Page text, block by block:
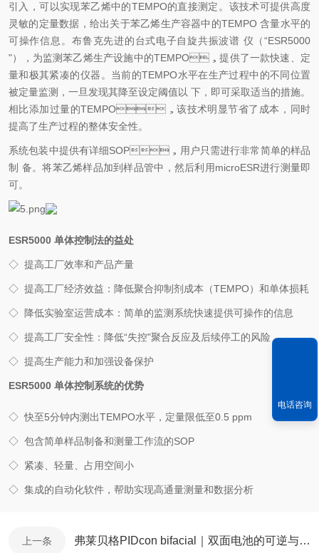
引入，可以实现苯乙烯中的TEMPO的直接测定。该技术可提供高度
灵敏的定量数据，给出关于苯乙烯生产容器中的TEMPO 含量水平的
可操作信息。布鲁克先进的台式电子自旋共振波谱 仪（“ESR5000
"），为监测苯乙烯生产设施中的TEMPO，提供了一款快速、定
量和极其紧凑的仪器。当前的TEMPO水平在生产过程中的不同位置
被定量监测，一旦发现其降至设定阈值以 下，即可采取适当的措施。
相比添加过量的TEMPO，该技术明显节省了成本，同时
提高了生产过程的整体安全性。
系统包装中提供有详细SOP，用户只需进行非常简单的样品
制 备。将苯乙烯样品加到样品管中，然后利用microESR进行测量即
可。
ESR5000 单体控制法的益处
◇ 提高工厂效率和产品产量
◇ 提高工厂经济效益：降低聚合抑制剂成本（TEMPO）和单体损耗
◇ 降低实验室运营成本：简单的监测系统快速提供可操作的信息
◇ 提高工厂安全性：降低“失控"聚合反应及后续停工的风险
◇ 提高生产能力和加强设备保护
ESR5000 单体控制系统的优势
◇ 快至5分钟内测出TEMPO水平，定量限低至0.5 ppm
◇ 包含简单样品制备和测量工作流的SOP
◇ 紧凑、轻量、占用空间小
◇ 集成的自动化软件，帮助实现高通量测量和数据分析
上一条 弗莱贝格PIDcon bifacial｜双面电池的可逆与不可逆PID快速测试解决方案
电话咨询